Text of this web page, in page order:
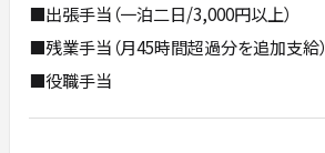
■出張⼿当（⼀泊⼆⽇/3,000円以上）
■残業⼿当（⽉45時間超過分を追加⽀給）
■役職⼿当